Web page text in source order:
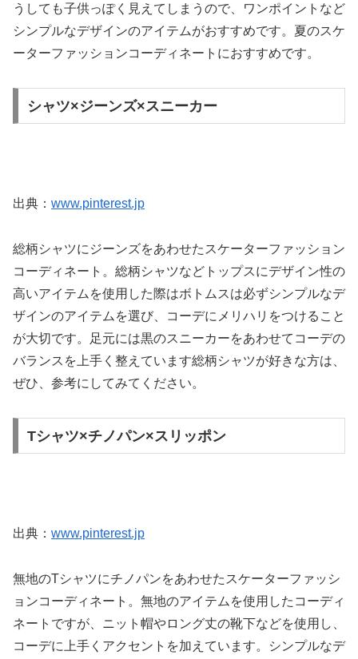
うしても子供っぽく見えてしまうので、ワンポイントなど
シンプルなデザインのアイテムがおすすめです。夏のスケ
ーターファッションコーディネートにおすすめです。
シャツ×ジーンズ×スニーカー
出典： www.pinterest.jp
総柄シャツにジーンズをあわせたスケーターファッション
コーディネート。総柄シャツなどトップスにデザイン性の
高いアイテムを使用した際はボトムスは必ずシンプルなデ
ザインのアイテムを選び、コーデにメリハリをつけること
が大切です。足元には黒のスニーカーをあわせてコーデの
バランスを上手く整えています総柄シャツが好きな方は、
ぜひ、参考にしてみてください。
Tシャツ×チノパン×スリッポン
出典： www.pinterest.jp
無地のTシャツにチノパンをあわせたスケーターファッシ
ョンコーディネート。無地のアイテムを使用したコーディ
ネートですが、ニット帽やロング丈の靴下などを使用し、
コーデに上手くアクセントを加えています。シンプルなデ